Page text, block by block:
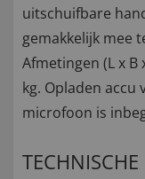
uitschuifbare
gemakkelijk mee
Afmetingen (L x B
kg. Opladen accu
microfoon is
TECHNISCHE